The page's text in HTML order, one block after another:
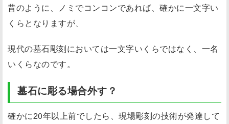
昔のように、ノミでコンコンであれば、確かに一文字い
くらとなりますが、
現代の墓石彫刻においては一文字いくらではなく、一名
いくらなのです。
墓石に彫る場合外す？
確かに20年以上前でしたら、現場彫刻の技術が発達して